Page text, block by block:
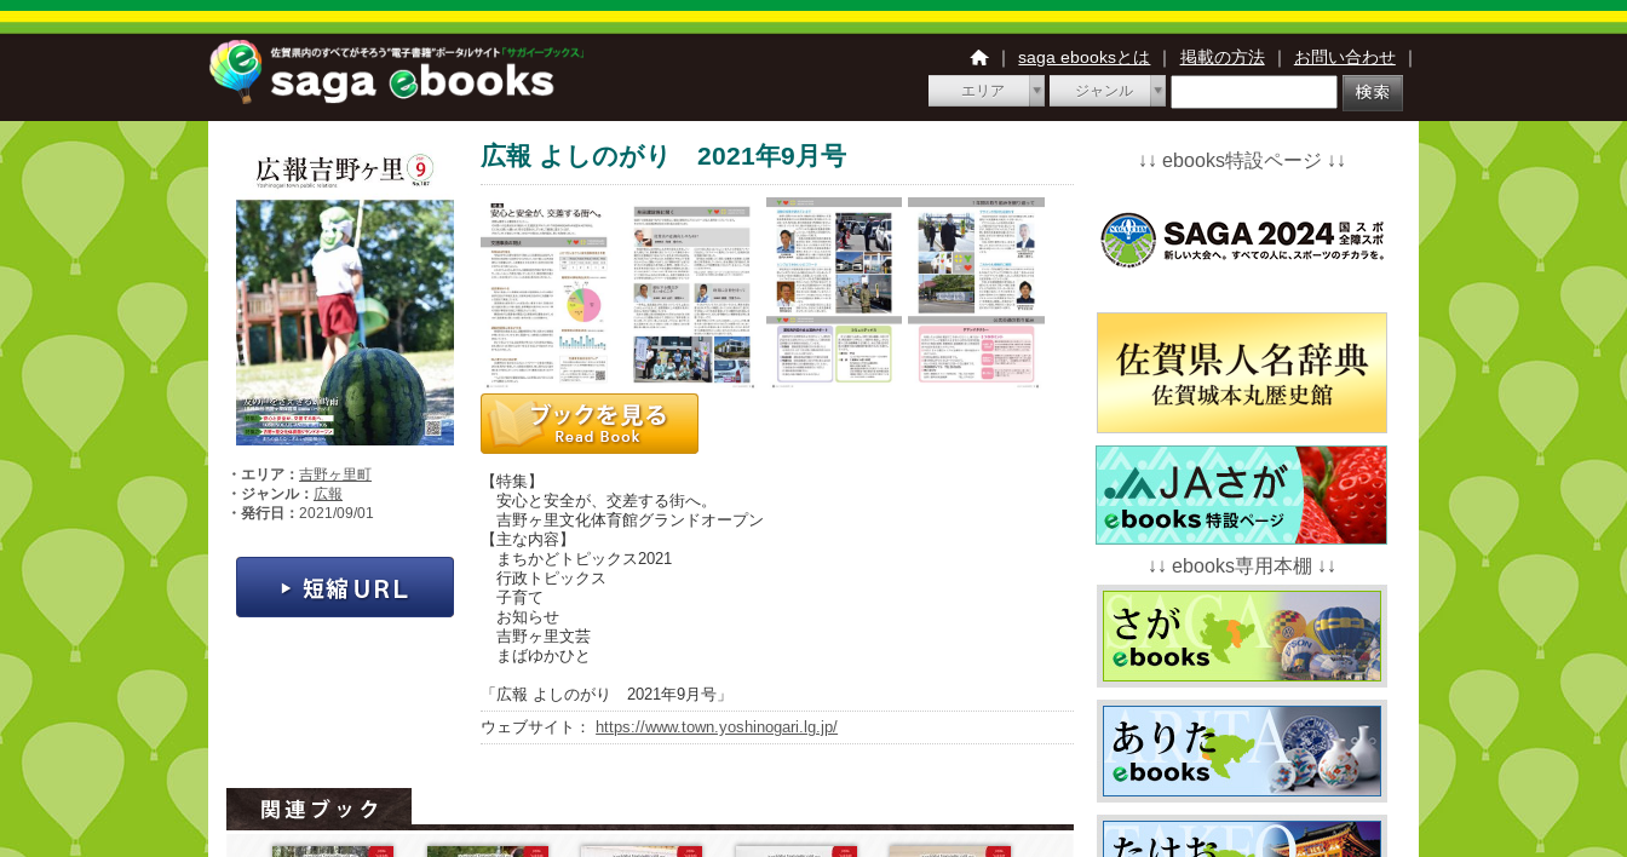
｜ saga ebooksとは ｜ 掲載の方法 ｜ お問い合わせ ｜
エリア ジャンル
・エリア： 吉野ヶ里町
・ジャンル： 広報
・発行日： 2021/09/01
広報 よしのがり 2021年9月号
【特集】
安心と安全が、交差する街へ。
吉野ヶ里文化体育館グランドオープン
【主な内容】
まちかどトピックス2021
行政トピックス
子育て
お知らせ
吉野ヶ里文芸
まばゆかひと
「広報 よしのがり 2021年9月号」
ウェブサイト：
https://www.town.yoshinogari.lg.jp/
↓↓ ebooks特設ページ ↓↓
↓↓ ebooks専用本棚 ↓↓